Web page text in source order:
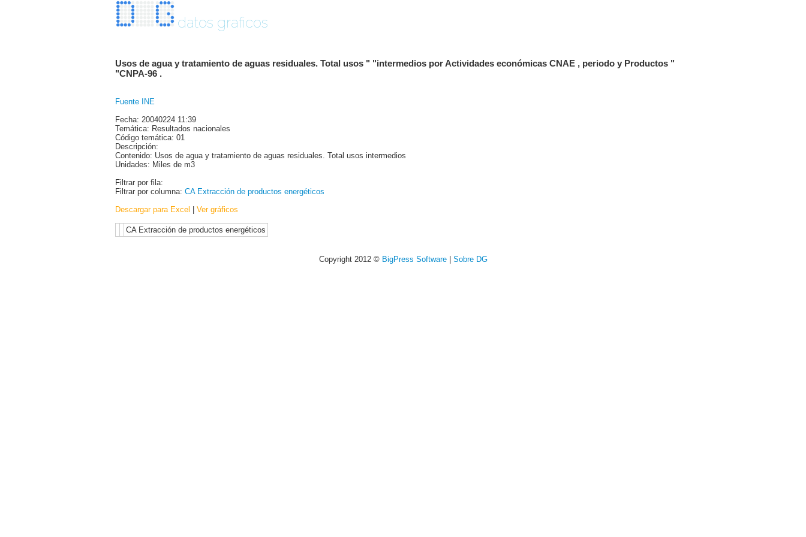
datos graficos
Usos de agua y tratamiento de aguas residuales. Total usos " "intermedios por Actividades económicas CNAE , periodo y Productos "
"CNPA-96 .
Fuente INE
Fecha: 20040224 11:39
Temática: Resultados nacionales
Código temática: 01
Descripción:
Contenido: Usos de agua y tratamiento de aguas residuales. Total usos intermedios
Unidades: Miles de m3
Filtrar por fila:
Filtrar por columna: CA Extracción de productos energéticos
Descargar para Excel | Ver gráficos
CA Extracción de productos energéticos
Copyright 2012 © BigPress Software| Sobre DG